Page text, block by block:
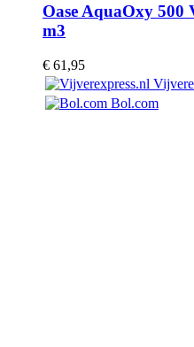
Oase AquaOxy
m3
€ 61,95
Bol.com